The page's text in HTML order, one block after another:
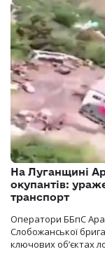
На Луганщині
окупантів:
транспорт
Оператори ББпС
Слобожанської
ключових об’єктах